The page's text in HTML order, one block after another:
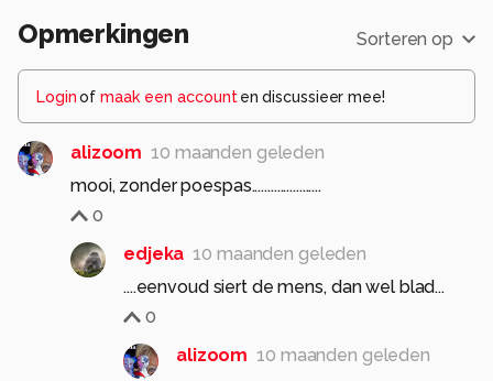
Opmerkingen Sorteren op
Loginof maak een account en discussieer mee!
alizoom 10 maanden geleden
mooi, zonder poespas......................
0
edjeka 10 maanden geleden
....eenvoud siert de mens, dan wel blad...
0
alizoom 10 maanden geleden